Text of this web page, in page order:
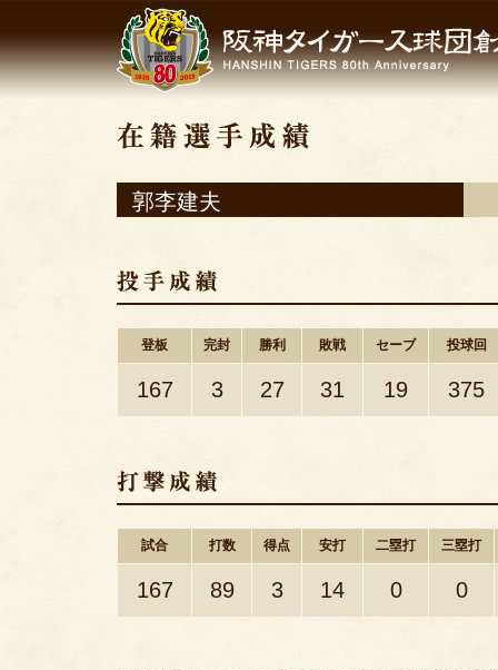
郭李建夫
登板 完封 勝利 敗戦 セーブ 投球回
167 3 27 31 19 375
試合 打数 得点 安打 二塁打 三塁打
167 89 3 14 0 0